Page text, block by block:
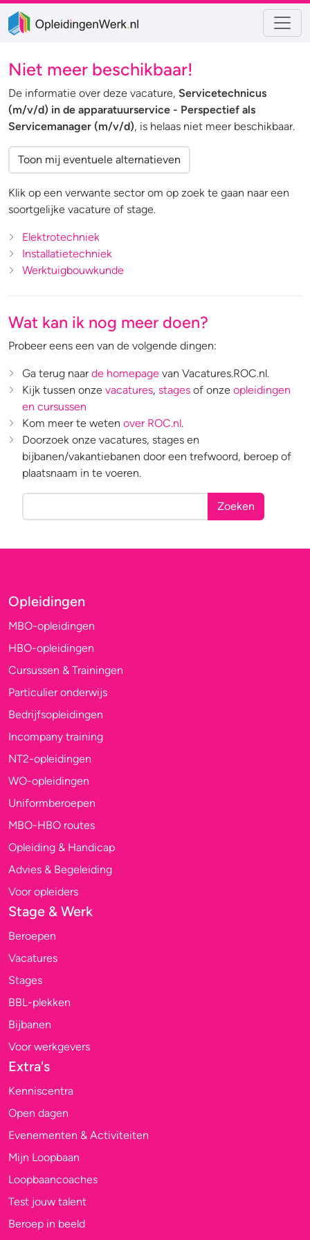
Niet meer beschikbaar!
De informatie over deze vacature, Servicetechnicus
(m/v/d) in de apparatuurservice - Perspectief als
Servicemanager (m/v/d), is helaas niet meer beschikbaar.
Toon mij eventuele alternatieven
Klik op een verwante sector om op zoek te gaan naar een
soortgelijke vacature of stage.
Elektrotechniek
Installatietechniek
Werktuigbouwkunde
Wat kan ik nog meer doen?
Probeer eens een van de volgende dingen:
Ga terug naar de homepage van Vacatures.ROC.nl.
Kijk tussen onze vacatures, stages of onze opleidingen
en cursussen
Kom meer te weten over ROC.nl.
Doorzoek onze vacatures, stages en
bijbanen/vakantiebanen door een trefwoord, beroep of
plaatsnaam in te voeren.
Zoeken
Opleidingen
MBO-opleidingen
HBO-opleidingen
Cursussen & Trainingen
Particulier onderwijs
Bedrijfsopleidingen
Incompany training
NT2-opleidingen
WO-opleidingen
Uniformberoepen
MBO-HBO routes
Opleiding & Handicap
Advies & Begeleiding
Voor opleiders
Stage & Werk
Beroepen
Vacatures
Stages
BBL-plekken
Bijbanen
Voor werkgevers
Extra's
Kenniscentra
Open dagen
Evenementen & Activiteiten
Mijn Loopbaan
Loopbaancoaches
Test jouw talent
Beroep in beeld